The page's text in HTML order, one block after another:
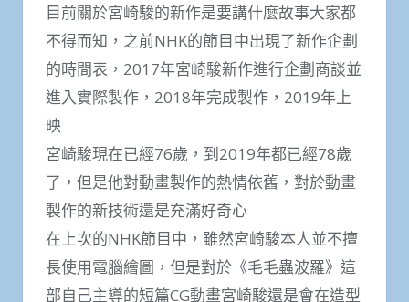
目前關於宮崎駿的新作是要講什麼故事大家都
不得而知，之前NHK的節目中出現了新作企劃
的時間表，2017年宮崎駿新作進行企劃商談並
進入實際製作，2018年完成製作，2019年上
映
宮崎駿現在已經76歲，到2019年都已經78歲
了，但是他對動畫製作的熱情依舊，對於動畫
製作的新技術還是充滿好奇心
在上次的NHK節目中，雖然宮崎駿本人並不擅
長使用電腦繪圖，但是對於《毛毛蟲波羅》這
部自己主導的短篇CG動畫宮崎駿還是會在造型